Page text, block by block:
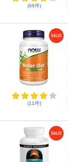
(66件)
(11件)